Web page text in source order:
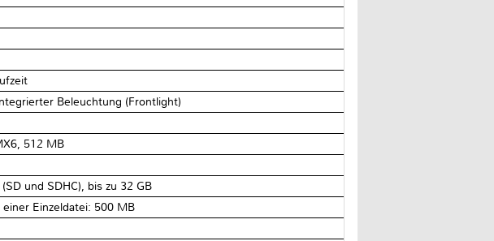
Beleuchtung (Frontlight)
512 MB
und SDHC), bis zu 32 GB
Einzeldatei: 500 MB